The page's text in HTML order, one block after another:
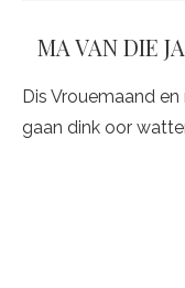
MA VAN DIE
Dis Vrouemaand
gaan dink oor